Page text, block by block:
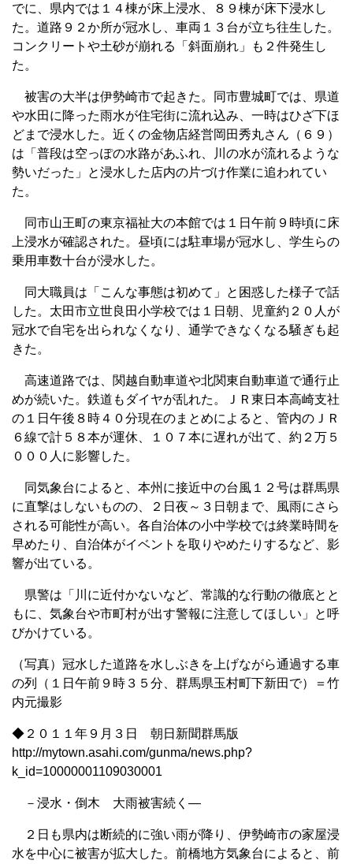
でに、県内では１４棟が床上浸水、８９棟が床下浸水し
た。道路９２か所が冠水し、車両１３台が立ち往生した。
コンクリートや土砂が崩れる「斜面崩れ」も２件発生し
た。
被害の大半は伊勢崎市で起きた。同市豊城町では、県道
や水田に降った雨水が住宅街に流れ込み、一時はひざ下ほ
どまで浸水した。近くの金物店経営岡田秀丸さん（６９）
は「普段は空っぽの水路があふれ、川の水が流れるような
勢いだった」と浸水した店内の片づけ作業に追われてい
た。
同市山王町の東京福祉大の本館では１日午前９時頃に床
上浸水が確認された。昼頃には駐車場が冠水し、学生らの
乗用車数十台が浸水した。
同大職員は「こんな事態は初めて」と困惑した様子で話
した。太田市立世良田小学校では１日朝、児童約２０人が
冠水で自宅を出られなくなり、通学できなくなる騒ぎも起
きた。
高速道路では、関越自動車道や北関東自動車道で通行止
めが続いた。鉄道もダイヤが乱れた。ＪＲ東日本高崎支社
の１日午後８時４０分現在のまとめによると、管内のＪＲ
６線で計５８本が運休、１０７本に遅れが出て、約２万５
０００人に影響した。
同気象台によると、本州に接近中の台風１２号は群馬県
に直撃はしないものの、２日夜～３日朝まで、風雨にさら
される可能性が高い。各自治体の小中学校では終業時間を
早めたり、自治体がイベントを取りやめたりするなど、影
響が出ている。
県警は「川に近付かないなど、常識的な行動の徹底とと
もに、気象台や市町村が出す警報に注意してほしい」と呼
びかけている。
（写真）冠水した道路を水しぶきを上げながら通過する車
の列（１日午前９時３５分、群馬県玉村町下新田で）＝竹
内元撮影
◆２０１１年９月３日 朝日新聞群馬版
http://mytown.asahi.com/gunma/news.php?
k_id=10000001109030001
－浸水・倒木 大雨被害続く―
２日も県内は断続的に強い雨が降り、伊勢崎市の家屋浸
水を中心に被害が拡大した。前橋地方気象台によると、前